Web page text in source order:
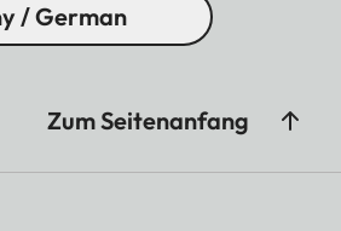
/ German
Zum Seitenanfang